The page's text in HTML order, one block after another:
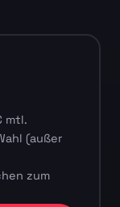
mtl.
(außer
zum